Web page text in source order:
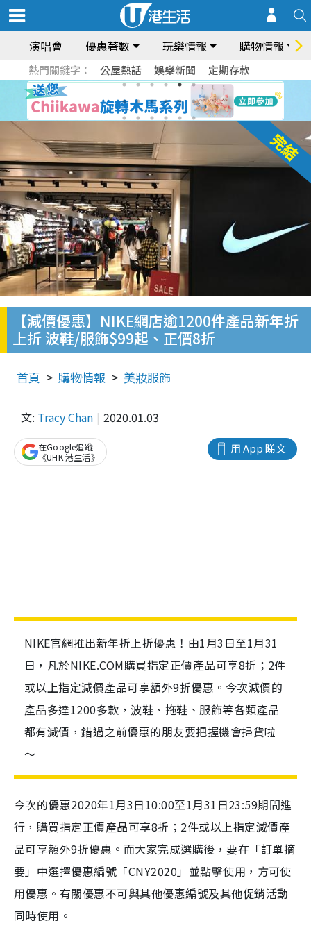
演唱會 優惠著數 玩樂情報 購物情報
熱門關鍵字： 公屋熱話 娛樂新聞 定期存款
【減價優惠】NIKE網店逾1200件產品新年折
上折 波鞋/服飾$99起、正價8折
首頁 購物情報 美妝服飾
文: Tracy Chan 2020.01.03
用 App 睇文
在Google追蹤
《UHK 港生活》
NIKE官網推出新年折上折優惠！由1月3日至1月31
日，凡於NIKE.COM購買指定正價產品可享8折；2件
或以上指定減價產品可享額外9折優惠。今次減價的
產品多達1200多款，波鞋、拖鞋、服飾等各類產品
都有減價，錯過之前優惠的朋友要把握機會掃貨啦
～
今次的優惠2020年1月3日10:00至1月31日23:59期間進
行，購買指定正價產品可享8折；2件或以上指定減價產
品可享額外9折優惠。而大家完成選購後，要在「訂單摘
要」中選擇優惠編號「CNY2020」並點擊使用，方可使
用優惠。有關優惠不可與其他優惠編號及其他促銷活動
同時使用。